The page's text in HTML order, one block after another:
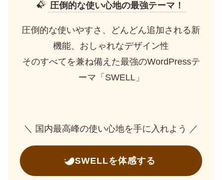
圧倒的な使い心地の最強テーマ！
圧倒的な使いやすさ、どんどん追加される新
機能、おしゃれなデザイン性
そのすべてを兼ね備えた最強のWordPressテ
ーマ「SWELL」
＼ 国内最高峰の使い心地を手に入れよう ／
SWELLを体感する